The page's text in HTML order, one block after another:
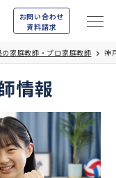
お問い合わせ
資料請求
の家庭教師・プロ家庭教師 神
情報